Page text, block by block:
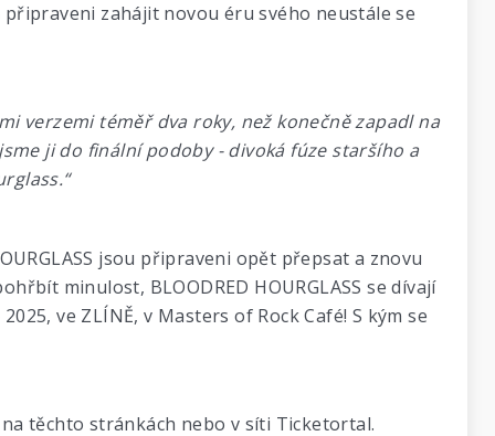
zahájit novou éru svého neustále se
verzemi téměř dva roky, než konečně zapadl na
ji do finální podoby - divoká fúze staršího a
jsou připraveni opět přepsat a znovu
minulost, BLOODRED HOURGLASS se dívají
ve ZLÍNĚ, v Masters of Rock Café! S kým se
těchto stránkách nebo v síti Ticketortal.